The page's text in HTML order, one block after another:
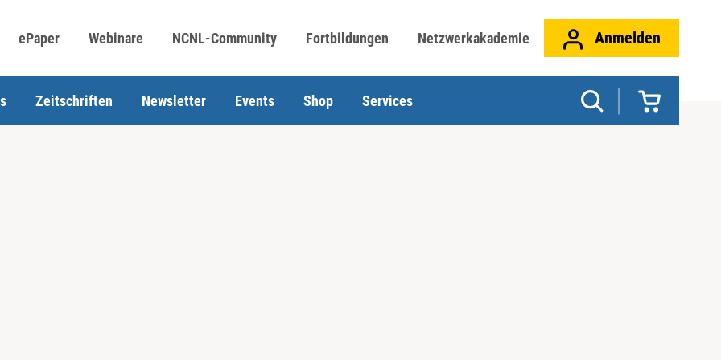
ePaper Webinare NCNL-Community Fortbildungen Netzwerkakademie Anmelden
Zeitschriften Newsletter Events Shop Services